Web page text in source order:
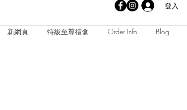
登入
新網頁 特級至尊禮盒 Order Info Blog